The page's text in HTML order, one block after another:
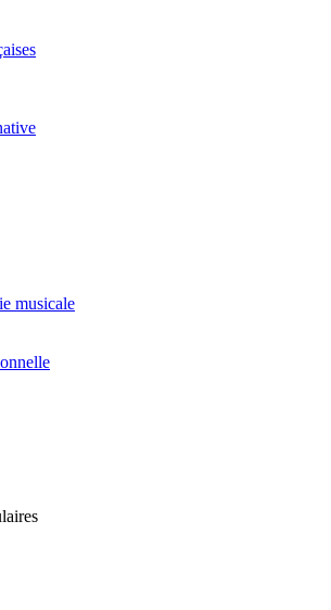
musicale